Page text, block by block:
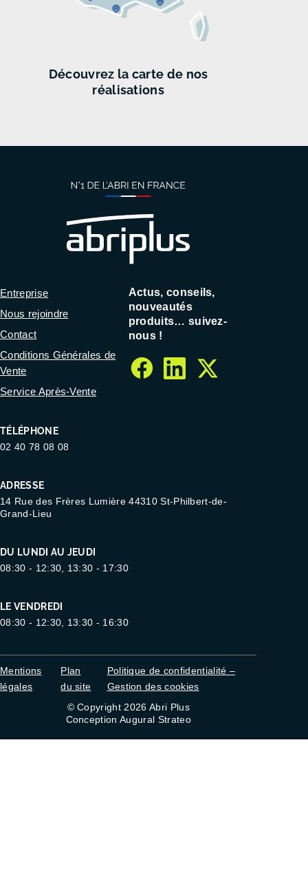
Découvrez la carte de nos
réalisations
TÉLÉPHONE
02 40 78 08 08
ADRESSE
14 Rue des Frères Lumière 44310 St-Philbert-de-
Grand-Lieu
DU LUNDI AU JEUDI
08:30 - 12:30, 13:30 - 17:30
LE VENDREDI
08:30 - 12:30, 13:30 - 16:30
Entreprise
Nous rejoindre
Contact
Conditions Générales de
Vente
Service Après-Vente
Actus, conseils,
nouveautés
produits… suivez-
nous !
facebook
linkedin
twitter
Mentions
légales
Plan
du site
Politique de confidentialité –
Gestion des cookies
© Copyright 2026 Abri Plus
Conception Augural Strateo